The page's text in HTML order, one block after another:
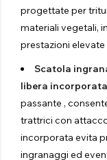
progettate per
materiali vegetali,
prestazioni
Scatola
libera
passante ,
trattrici con
incorporata evita
ingranaggi ed